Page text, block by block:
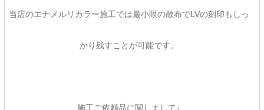
当店のエナメルリカラー施工では最小限の散布でLVの刻印もしっ
かり残すことが可能です。
施工ご依頼品に関しまして↓